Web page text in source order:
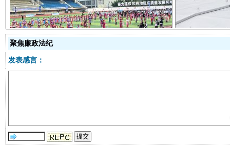
阿坝州三大球赛在茂县开幕 规模
国家大学科技园优化重塑工作
聚焦廉政法纪
发表感言：